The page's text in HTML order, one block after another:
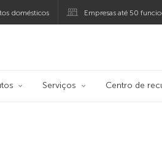
domésticos Empresas até 50
Serviços Centro de